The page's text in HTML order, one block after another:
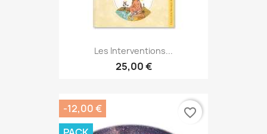
Les Interventions...
25,00 €
-12,00 €
favorite_border